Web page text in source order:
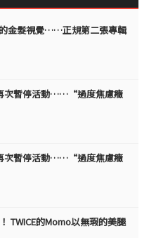
的金髮視覺……正規第二張專輯
次暫停活動……“過度焦慮癥
次暫停活動……“過度焦慮癥
TWICE的Momo以無瑕的美腿